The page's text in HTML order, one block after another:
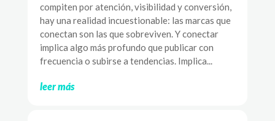
compiten por atención, visibilidad y conversión,
hay una realidad incuestionable: las marcas que
conectan son las que sobreviven. Y conectar
implica algo más profundo que publicar con
frecuencia o subirse a tendencias. Implica...
leer más